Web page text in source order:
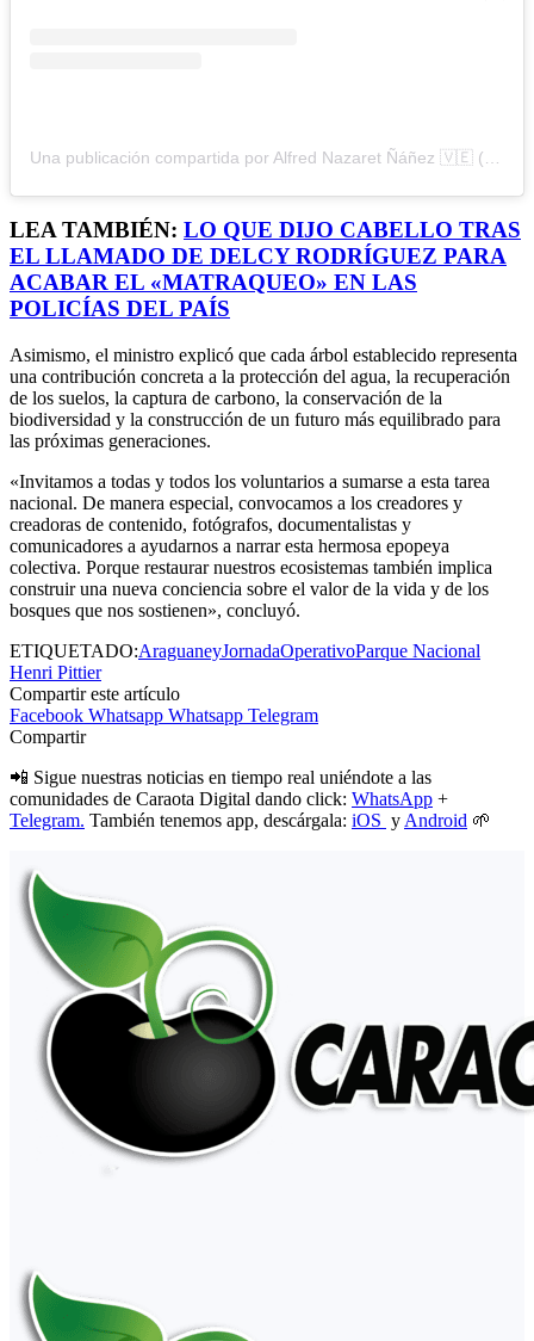
LEA TAMBIÉN: LO QUE DIJO CABELLO TRAS
EL LLAMADO DE DELCY RODRÍGUEZ PARA
ACABAR EL «MATRAQUEO» EN LAS
POLICÍAS DEL PAÍS
Asimismo, el ministro explicó que cada árbol establecido representa
una contribución concreta a la protección del agua, la recuperación
de los suelos, la captura de carbono, la conservación de la
biodiversidad y la construcción de un futuro más equilibrado para
las próximas generaciones.
«Invitamos a todas y todos los voluntarios a sumarse a esta tarea
nacional. De manera especial, convocamos a los creadores y
creadoras de contenido, fotógrafos, documentalistas y
comunicadores a ayudarnos a narrar esta hermosa epopeya
colectiva. Porque restaurar nuestros ecosistemas también implica
construir una nueva conciencia sobre el valor de la vida y de los
bosques que nos sostienen», concluyó.
ETIQUETADO:AraguaneyJornadaOperativoParque Nacional
Henri Pittier
Compartir este artículo
Facebook Whatsapp Whatsapp Telegram
Compartir
📲 Sigue nuestras noticias en tiempo real uniéndote a las
comunidades de Caraota Digital dando click: WhatsApp +
Telegram. También tenemos app, descárgala: iOS y Android 🌱